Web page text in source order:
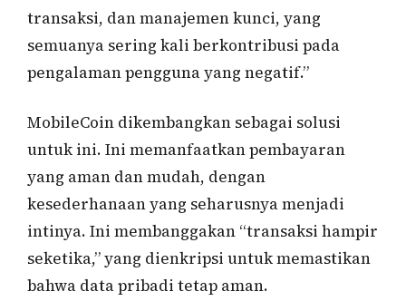
transaksi, dan manajemen kunci, yang
semuanya sering kali berkontribusi pada
pengalaman pengguna yang negatif.”
MobileCoin dikembangkan sebagai solusi
untuk ini. Ini memanfaatkan pembayaran
yang aman dan mudah, dengan
kesederhanaan yang seharusnya menjadi
intinya. Ini membanggakan “transaksi hampir
seketika,” yang dienkripsi untuk memastikan
bahwa data pribadi tetap aman.